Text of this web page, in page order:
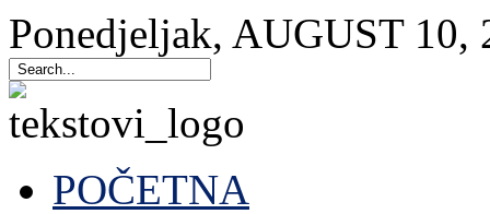
Ponedjeljak, AUGUST 10,
POČETNA